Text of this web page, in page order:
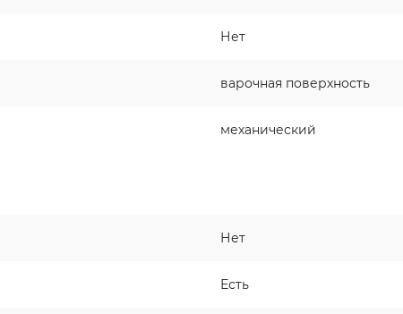
Нет
варочная поверхность
механический
Нет
Есть